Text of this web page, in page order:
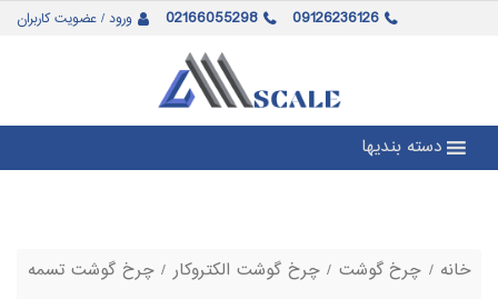
ورود / عضویت کاربران 02166055298 09126236126
دسته بندیها
خانه / چرخ گوشت /چرخ گوشت الکتروکار/ چرخ گوشت تسمه